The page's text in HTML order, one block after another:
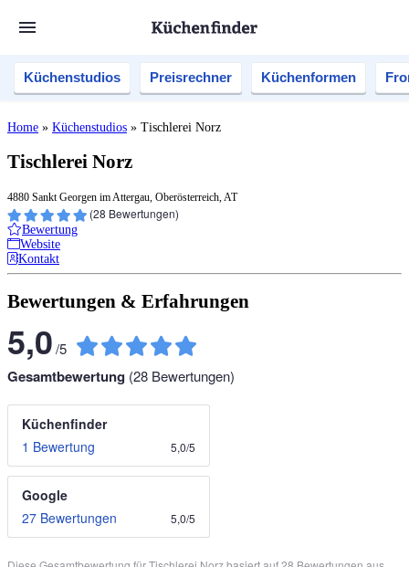
Küchenstudios Preisrechner Küchenformen
Home » Küchenstudios » Tischlerei Norz
Tischlerei Norz
4880 Sankt Georgen im Attergau, Oberösterreich, AT
(28 Bewertungen)
Bewertung
Website
Kontakt
Bewertungen & Erfahrungen
5,0/5
Gesamtbewertung (28 Bewertungen)
Küchenfinder
1 Bewertung
5,0/5
Google
27 Bewertungen
5,0/5